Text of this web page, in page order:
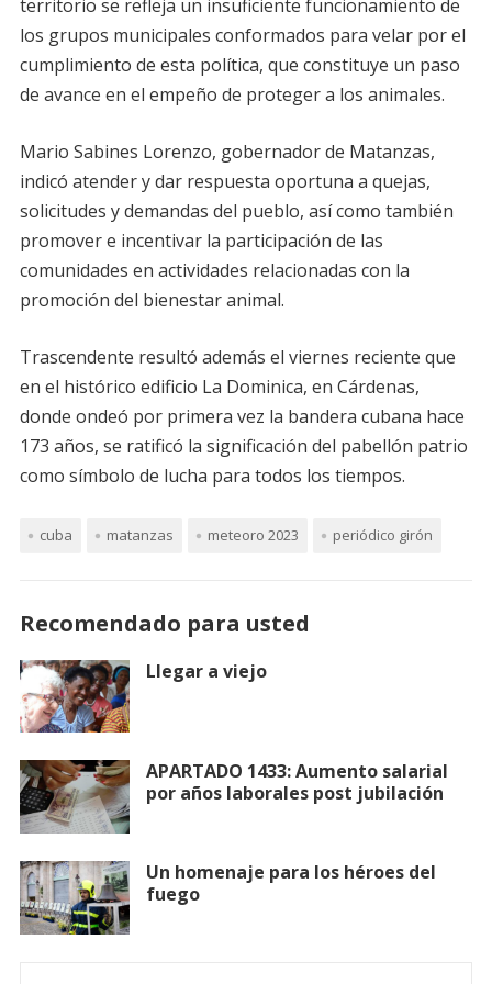
territorio se refleja un insuficiente funcionamiento de
los grupos municipales conformados para velar por el
cumplimiento de esta política, que constituye un paso
de avance en el empeño de proteger a los animales.
Mario Sabines Lorenzo, gobernador de Matanzas,
indicó atender y dar respuesta oportuna a quejas,
solicitudes y demandas del pueblo, así como también
promover e incentivar la participación de las
comunidades en actividades relacionadas con la
promoción del bienestar animal.
Trascendente resultó además el viernes reciente que
en el histórico edificio La Dominica, en Cárdenas,
donde ondeó por primera vez la bandera cubana hace
173 años, se ratificó la significación del pabellón patrio
como símbolo de lucha para todos los tiempos.
cuba matanzas meteoro 2023 periódico girón
Recomendado para usted
Llegar a viejo
APARTADO 1433: Aumento salarial
por años laborales post jubilación
Un homenaje para los héroes del
fuego